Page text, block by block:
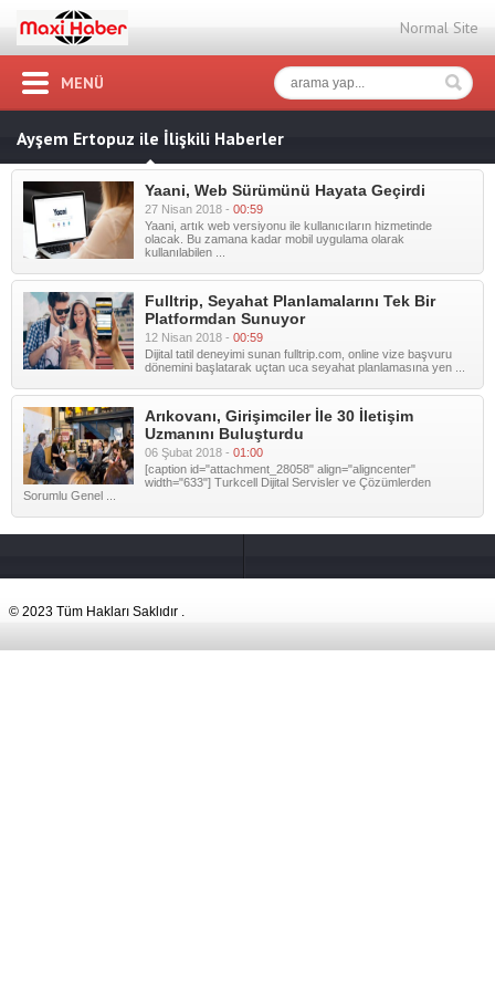
Normal Site
MENÜ
Ayşem Ertopuz ile İlişkili Haberler
Yaani, Web Sürümünü Hayata Geçirdi
27 Nisan 2018 - 00:59
Yaani, artık web versiyonu ile kullanıcıların hizmetinde
olacak. Bu zamana kadar mobil uygulama olarak
kullanılabilen ...
Fulltrip, Seyahat Planlamalarını Tek Bir
Platformdan Sunuyor
12 Nisan 2018 - 00:59
Dijital tatil deneyimi sunan fulltrip.com, online vize başvuru
dönemini başlatarak uçtan uca seyahat planlamasına yen ...
Arıkovanı, Girişimciler İle 30 İletişim
Uzmanını Buluşturdu
06 Şubat 2018 - 01:00
[caption id="attachment_28058" align="aligncenter"
width="633"] Turkcell Dijital Servisler ve Çözümlerden
Sorumlu Genel ...
© 2023 Tüm Hakları Saklıdır .